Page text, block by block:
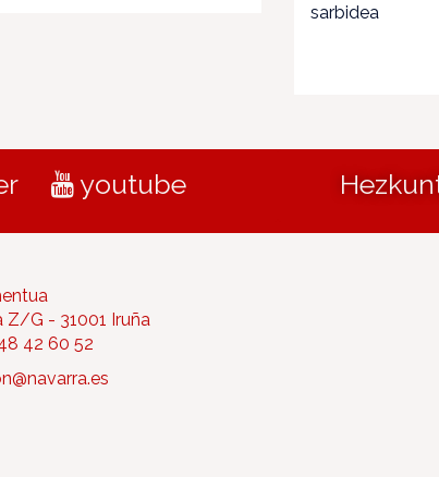
sarbidea
youtube
Z/G - 31001 Iruña
42 60 52